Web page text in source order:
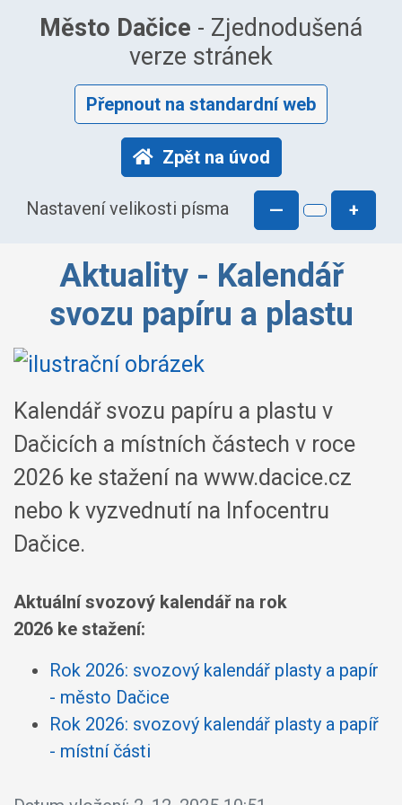
Město Dačice - Zjednodušená
verze stránek
Přepnout na standardní web
Zpět na úvod
Nastavení velikosti písma — +
Aktuality - Kalendář
svozu papíru a plastu
Kalendář svozu papíru a plastu v
Dačicích a místních částech v roce
2026 ke stažení na www.dacice.cz
nebo k vyzvednutí na Infocentru
Dačice.
Aktuální svozový kalendář na rok
2026 ke stažení:
Rok 2026: svozový kalendář plasty a papír
- město Dačice
Rok 2026: svozový kalendář plasty a papíř
- místní části